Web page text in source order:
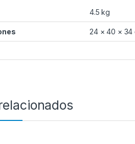
4.5 kg
24 × 40 × 34